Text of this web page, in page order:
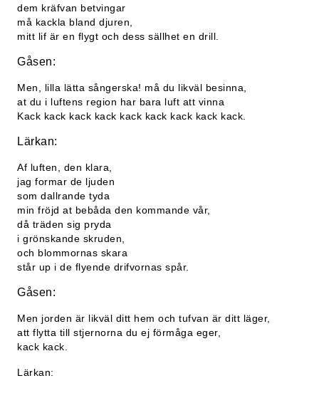
dem kräfvan betvingar
må kackla bland djuren,
mitt lif är en flygt och dess sällhet en drill.
Gåsen:
Men, lilla lätta sångerska! må du likväl besinna,
at du i luftens region har bara luft att vinna
Kack kack kack kack kack kack kack kack kack.
Lärkan:
Af luften, den klara,
jag formar de ljuden
som dallrande tyda
min fröjd at bebåda den kommande vår,
då träden sig pryda
i grönskande skruden,
och blommornas skara
står up i de flyende drifvornas spår.
Gåsen:
Men jorden är likväl ditt hem och tufvan är ditt läger,
att flytta till stjernorna du ej förmåga eger,
kack kack.
Lärkan: